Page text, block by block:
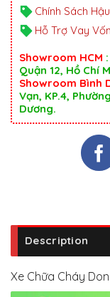
Chính Sách
Hỗ Trợ Vay
Showroom HCM
Quận 12, Hồ Chí
Showroom Bình
Vạn, KP.4,
Dương.
Description
Xe Chữa Cháy